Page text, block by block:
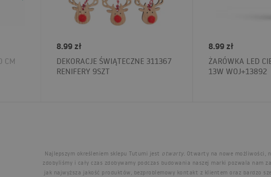
CM
8.99 zł
DEKORACJE ŚWIĄTECZNE 311367
RENIFERY 9SZT
8.99 zł
ŻARÓWKA LED
13W WOJ+13892
Najlepszym określeniem sklepu Tutumi jest otwarty. Otwarty na nowe możliwości,
zdobyliśmy i cały czas zdobywamy podczas budowania naszej marki pozwala nam
jak najwyższa jakość produktów, bezproblemowy kontakt z klientem oraz bardzo